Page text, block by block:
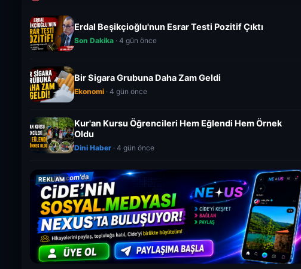
Erdal Beşikçioğlu'nun Esrar Testi Pozitif Çıktı
Son Dakika · 4 gün önce
Bir Sigara Grubuna Daha Zam Geldi
Ekonomi · 4 gün önce
Kur'an Kursu Öğrencileri Hem Eğlendi Hem Örnek
Oldu
Dini Haber · 4 gün önce
REKLAM